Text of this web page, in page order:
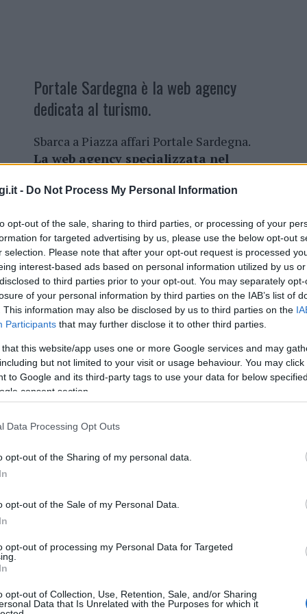
- Do Not Process My Personal Information
opt-out of the sale, sharing to third parties, or processing of your
for targeted advertising by us, please use the below opt-out
selection. Please note that after your opt-out request is processed
interest-based ads based on personal information utilized by us
to third parties prior to your opt-out. You may separately
of your personal information by third parties on the IAB’s list of
This information may also be disclosed by us to third parties on the
Participants that may further disclose it to other third parties.
that this website/app uses one or more Google services and may
but not limited to your visit or usage behaviour. You may
to Google and its third-party tags to use your data for below
consent section.
Data Processing Opt Outs
opt-out of the Sharing of my personal data.
opt-out of the Sale of my Personal Data.
opt-out of processing my Personal Data for Targeted
opt-out of Collection, Use, Retention, Sale, and/or Sharing
Data that Is Unrelated with the Purposes for which it
Portale Sardegna è la web agency
dedicata al turismo.
Sbarca a Piazza affari Portale Sardegna.
La web agency specializzata nel
esordio in Borsa questa mattina. Nata
imprenditori, tra cui Massimiliano
Cossu, Marco Zedda e Marco Demurtas,
Portale Sardegna ha sede a Nuoro, e lo
scorso anno ha fatto registrare un giro
valore della produzione pari a 4,5 milioni di
e a 5 milioni di euro nel primo semestre di
periodo del 2016).
al turismo: prodotti turistici
dalla prenotazione alloggi ai
ora garantire un nuovo balzo in avanti.
406mila azioni a 3,2 euro.
di GalluraOggi.it